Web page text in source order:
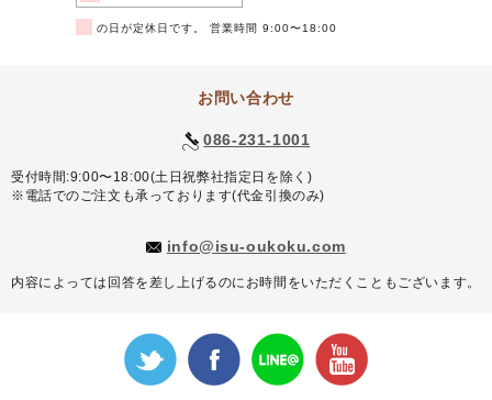
の日が定休日です。 営業時間 9:00〜18:00
お問い合わせ
086-231-1001
受付時間:9:00〜18:00(土日祝弊社指定日を除く)
※電話でのご注文も承っております(代金引換のみ)
info@isu-oukoku.com
内容によっては回答を差し上げるのにお時間をいただくこともございます。